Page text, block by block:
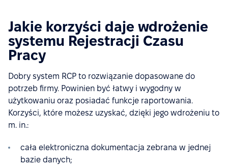
Jakie korzyści daje wdrożenie
systemu Rejestracji Czasu
Pracy
Dobry system RCP to rozwiązanie dopasowane do
potrzeb firmy. Powinien być łatwy i wygodny w
użytkowaniu oraz posiadać funkcje raportowania.
Korzyści, które możesz uzyskać, dzięki jego wdrożeniu to
m. in.:
cała elektroniczna dokumentacja zebrana w jednej
bazie danych;